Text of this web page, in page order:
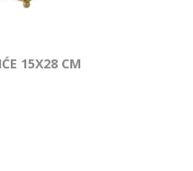
15X28 CM